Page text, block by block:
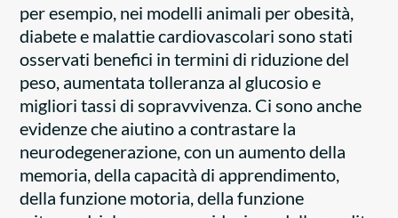
per esempio, nei modelli animali per obesità,
diabete e malattie cardiovascolari sono stati
osservati benefici in termini di riduzione del
peso, aumentata tolleranza al glucosio e
migliori tassi di sopravvivenza. Ci sono anche
evidenze che aiutino a contrastare la
neurodegenerazione, con un aumento della
memoria, della capacità di apprendimento,
della funzione motoria, della funzione